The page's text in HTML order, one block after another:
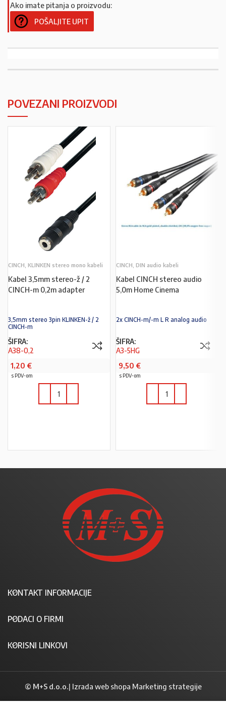
Ako imate pitanja o proizvodu:
POŠALJITE UPIT
POVEZANI PROIZVODI
CINCH, KLINKEN stereo mono kabeli
Kabel 3,5mm stereo-ž / 2
CINCH-m 0,2m adapter
3,5mm stereo 3pin KLINKEN-ž / 2
CINCH-m
ŠIFRA:
A38-0,2
1,20 €
s PDV-om
CINCH, DIN audio kabeli
Kabel CINCH stereo audio
5,0m Home Cinema
2x CINCH-m/-m L R analog audio
ŠIFRA:
A3-5HG
9,50 €
s PDV-om
KONTAKT INFORMACIJE
PODACI O FIRMI
KORISNI LINKOVI
© M+S d.o.o.| Izrada web shopa Marketing strategije